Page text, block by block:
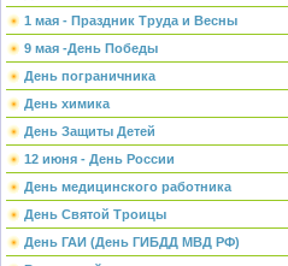
1 мая - Праздник Труда и Весны
9 мая -День Победы
День пограничника
День химика
День Защиты Детей
12 июня - День России
День медицинского работника
День Святой Троицы
День ГАИ (День ГИБДД МВД РФ)